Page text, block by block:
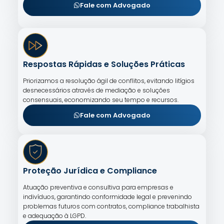
Fale com Advogado
Respostas Rápidas e Soluções Práticas
Priorizamos a resolução ágil de conflitos, evitando litígios
desnecessários através de mediação e soluções
consensuais, economizando seu tempo e recursos.
Fale com Advogado
Proteção Jurídica e Compliance
Atuação preventiva e consultiva para empresas e
indivíduos, garantindo conformidade legal e prevenindo
problemas futuros com contratos, compliance trabalhista
e adequação à LGPD.